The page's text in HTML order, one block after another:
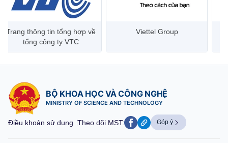
Trang thông tin tổng hợp về
tổng công ty VTC
Viettel Group
BỘ KHOA HỌC VÀ CÔNG NGHỆ
MINISTRY OF SCIENCE AND TECHNOLOGY
Điều khoản sử dụng Theo dõi MST: Góp ý